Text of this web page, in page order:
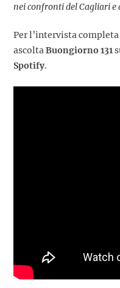
nei confronti del Cagliari e
Per l’intervista completa
ascoltaBuongiorno 131
Spotify.